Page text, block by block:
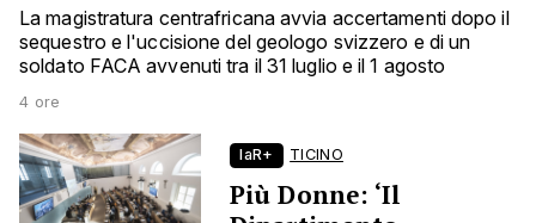
La magistratura centrafricana avvia accertamenti dopo il
sequestro e l'uccisione del geologo svizzero e di un
soldato FACA avvenuti tra il 31 luglio e il 1 agosto
4 ore
laR+ TICINO
Più Donne: ‘Il